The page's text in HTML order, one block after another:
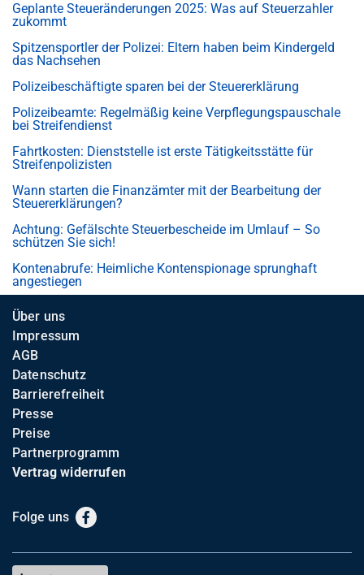
Geplante Steueränderungen 2025: Was auf Steuerzahler
zukommt
Spitzensportler der Polizei: Eltern haben beim Kindergeld
das Nachsehen
Polizeibeschäftigte sparen bei der Steuererklärung
Polizeibeamte: Regelmäßig keine Verpflegungspauschale
bei Streifendienst
Fahrtkosten: Dienststelle ist erste Tätigkeitsstätte für
Streifenpolizisten
Wann starten die Finanzämter mit der Bearbeitung der
Steuererklärungen?
Achtung: Gefälschte Steuerbescheide im Umlauf – So
schützen Sie sich!
Kontenabrufe: Heimliche Kontenspionage sprunghaft
angestiegen
Über uns
Impressum
AGB
Datenschutz
Barrierefreiheit
Presse
Preise
Partnerprogramm
Vertrag widerrufen
Folge uns Facebook